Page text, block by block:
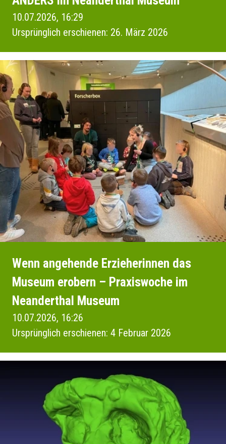
10.07.2026, 16:29
Ursprünglich erschienen: 26. März 2026
Wenn angehende Erzieherinnen das
Museum erobern – Praxiswoche im
Neanderthal Museum
10.07.2026, 16:26
Ursprünglich erschienen: 4 Februar 2026